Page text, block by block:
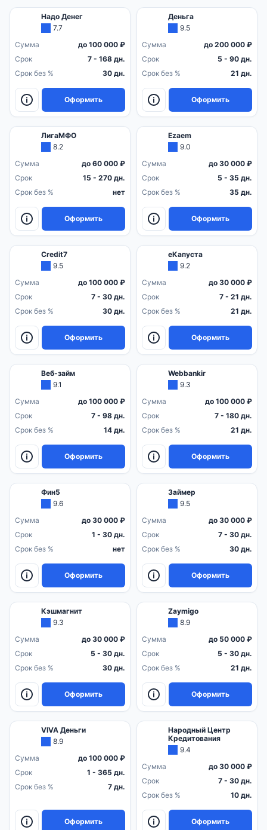
Надо Денег
7.7
Сумма
до 100 000 ₽
Срок
7 - 168 дн.
Срок без %
30 дн.
Оформить
Деньга
9.5
Сумма
до 200 000 ₽
Срок
5 - 90 дн.
Срок без %
21 дн.
Оформить
ЛигаМФО
8.2
Сумма
до 60 000 ₽
Срок
15 - 270 дн.
Срок без %
нет
Оформить
Ezaem
9.0
Сумма
до 30 000 ₽
Срок
5 - 35 дн.
Срок без %
35 дн.
Оформить
Credit7
9.5
Сумма
до 100 000 ₽
Срок
7 - 30 дн.
Срок без %
30 дн.
Оформить
еКапуста
9.2
Сумма
до 30 000 ₽
Срок
7 - 21 дн.
Срок без %
21 дн.
Оформить
Веб-займ
9.1
Сумма
до 100 000 ₽
Срок
7 - 98 дн.
Срок без %
14 дн.
Оформить
Webbankir
9.3
Сумма
до 100 000 ₽
Срок
7 - 180 дн.
Срок без %
21 дн.
Оформить
Фин5
9.6
Сумма
до 30 000 ₽
Срок
1 - 30 дн.
Срок без %
нет
Оформить
Займер
9.5
Сумма
до 30 000 ₽
Срок
7 - 30 дн.
Срок без %
30 дн.
Оформить
Кэшмагнит
9.3
Сумма
до 30 000 ₽
Срок
5 - 30 дн.
Срок без %
30 дн.
Оформить
Zaymigo
8.9
Сумма
до 50 000 ₽
Срок
5 - 30 дн.
Срок без %
21 дн.
Оформить
VIVA Деньги
8.9
Сумма
до 100 000 ₽
Срок
1 - 365 дн.
Срок без %
7 дн.
Оформить
Народный Центр
Кредитования
9.4
Сумма
до 30 000 ₽
Срок
7 - 30 дн.
Срок без %
10 дн.
Оформить